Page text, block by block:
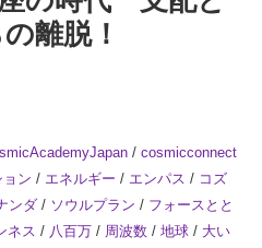
離脱！
/cosmicconnect
ョン / エネルギー / エンパス / コズ
ンダ / ソウルプラン / フォースとと
ネス / 八百万 / 周波数 /地球 / 大い